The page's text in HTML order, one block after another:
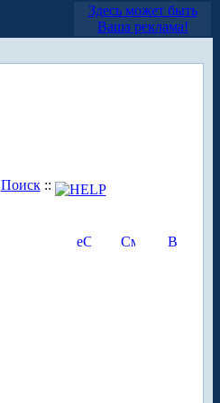
Здесь может быть
Ваша реклама!
Поиск::